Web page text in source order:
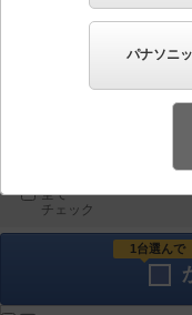
生産終了品を省く
全て
チェック
1台選んで
パナソニ